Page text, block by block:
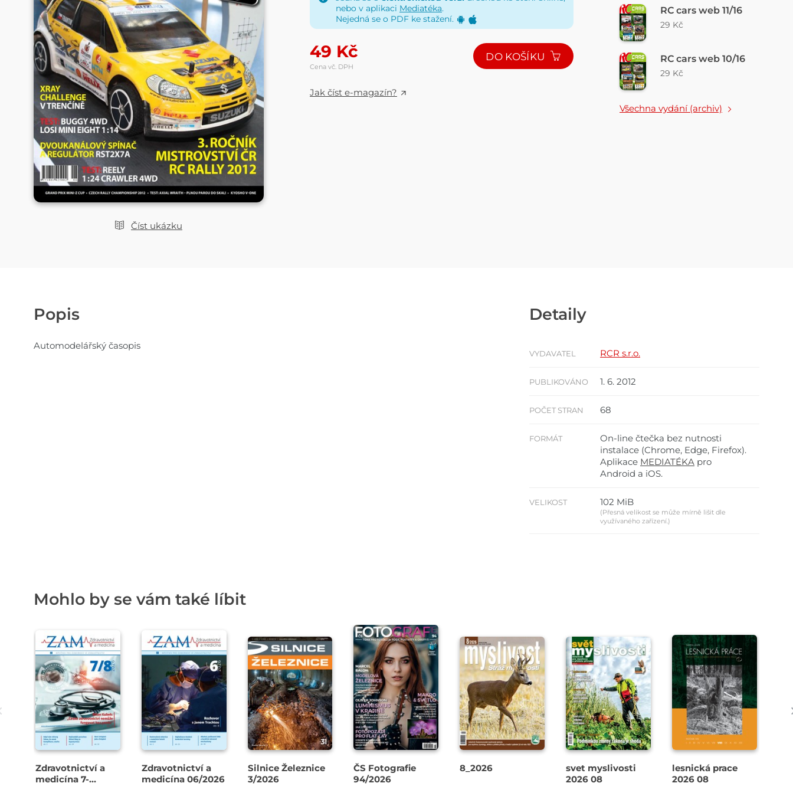
Číst ukázku
nebo v aplikaci Mediatéka.
Nejedná se o PDF ke stažení.
49 Kč
Cena vč. DPH
DO KOŠÍKU
Jak číst e-magazín?
RC cars web 11/16
29 Kč
RC cars web 10/16
29 Kč
Všechna vydání (archiv)
Popis
Automodelářský časopis
Detaily
VYDAVATEL RCR s.r.o.
PUBLIKOVÁNO 1. 6. 2012
POČET STRAN 68
FORMÁT
On-line čtečka bez nutnosti
instalace (Chrome, Edge, Firefox).
Aplikace MEDIATÉKA pro
Android a iOS.
VELIKOST 102 MiB
(Přesná velikost se může mírně lišit dle
využívaného zařízení.)
Mohlo by se vám také líbit
Zdravotnictví a
medicína 7-
Zdravotnictví a
medicína 06/2026
Silnice Železnice
3/2026
ČS Fotografie
94/2026
8_2026
svet myslivosti
2026 08
lesnická prace
2026 08